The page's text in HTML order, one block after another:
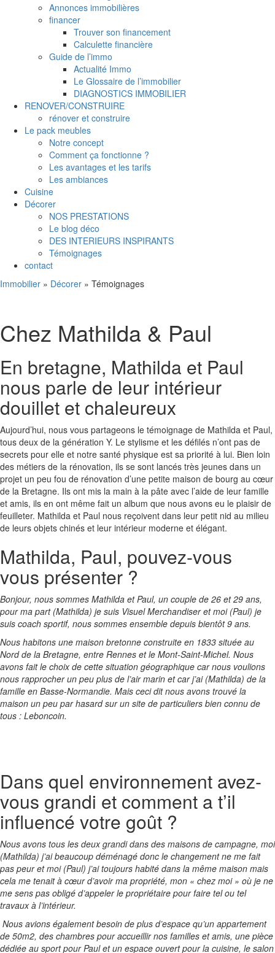
Annonces immobilières
financer
Trouver son financement
Calculette financière
Guide de l’immo
Actualité Immo
Le Glossaire de l’immobilier
DIAGNOSTICS IMMOBILIER
RENOVER/CONSTRUIRE
rénover et construire
Le pack meubles
Notre concept
Comment ça fonctionne ?
Les avantages et les tarifs
Les ambiances
Cuisine
Décorer
NOS PRESTATIONS
Le blog déco
DES INTERIEURS INSPIRANTS
Témoignages
contact
Immobilier » Décorer » Témoignages
Chez Mathilda & Paul
En bretagne, Mathilda et Paul
nous parle de leur intérieur
douillet et chaleureux
Aujourd’hui, nous vous partageons le témoignage de Mathilda et Paul,
tous deux de la génération Y. Le stylisme et les défilés n’ont pas de
secrets pour elle et notre santé physique est sa priorité à lui. Bien loin
des métiers de la rénovation, ils se sont lancés très jeunes dans un
projet un peu fou de rénovation d’une petite maison de bourg au cœur
de la Bretagne. Ils ont mis la main à la pâte avec l’aide de leur famille
et amis, ils en ont même fait un album que nous avons eu le plaisir de
feuilleter. Mathilda et Paul nous reçoivent dans leur petit nid au milieu
de leurs objets chinés et leur intérieur moderne et élégant.
Mathilda, Paul, pouvez-vous
vous présenter ?
Bonjour, nous sommes Mathilda et Paul, un couple de 26 et 29 ans,
pour ma part (Mathilda) je suis Visuel Merchandiser et moi (Paul) je
suis coach sportif, nous sommes ensemble depuis bientôt 9 ans.
Nous habitons une maison bretonne construite en 1833 située au
Nord de la Bretagne, entre Rennes et le Mont-Saint-Michel. Nous
avons fait le choix de cette situation géographique car nous voulions
nous rapprocher un peu plus de l’air marin et car j’ai (Mathilda) de la
famille en Basse-Normandie. Mais ceci dit nous avons trouvé la
maison un peu par hasard sur un site de particuliers bien connu de
tous : Leboncoin.
Dans quel environnement avez-
vous grandi et comment a t’il
influencé votre goût ?
Nous avons tous les deux grandi dans des maisons de campagne, moi
(Mathilda) j’ai beaucoup déménagé donc le changement ne me fait
pas peur et moi (Paul) j’ai toujours habité dans la même maison mais
cela me tenait à cœur d’avoir ma propriété, mon « chez moi » où je ne
me sens pas obligé d’appeler le propriétaire pour faire tel ou tel
travaux à l’intérieur.
Nous avions également besoin de plus d’espace qu’un appartement
de 50m2, des chambres pour accueillir nos familles et amis, une pièce
dédiée au sport pour Paul et un espace ouvert pour la cuisine, le salon